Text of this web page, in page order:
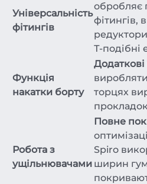
Універсальність
фітингів
обробляє
фітингів,
Т-подібні
Функція
накатки борту
виробляти
торцях
Робота з
ущільнювачами
Повне
Spiro
ширин